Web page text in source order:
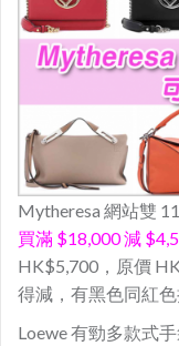
Mytheresa 網站雙
買滿 $18,000 減
HK$5,700，原價
得減，有黑色同紅
Loewe 有勁多款式